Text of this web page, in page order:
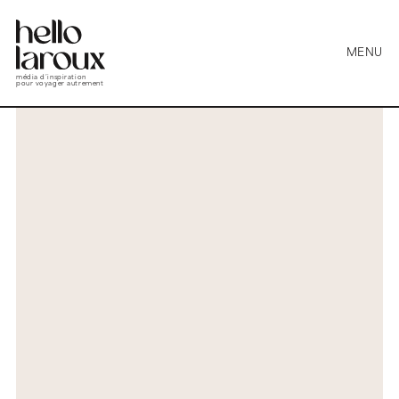
média d’inspiration
pour voyager autrement
MENU